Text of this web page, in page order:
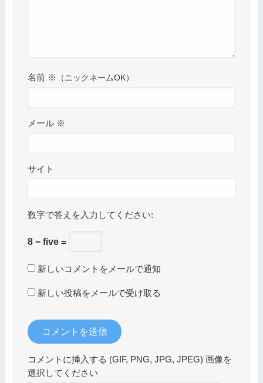
名前 ※
メール ※
サイト
数字で答えを入力してください:
8 − five =
新しいコメントをメールで通知
新しい投稿をメールで受け取る
コメントに挿入する (GIF, PNG, JPG, JPEG) 画像を
選択してください